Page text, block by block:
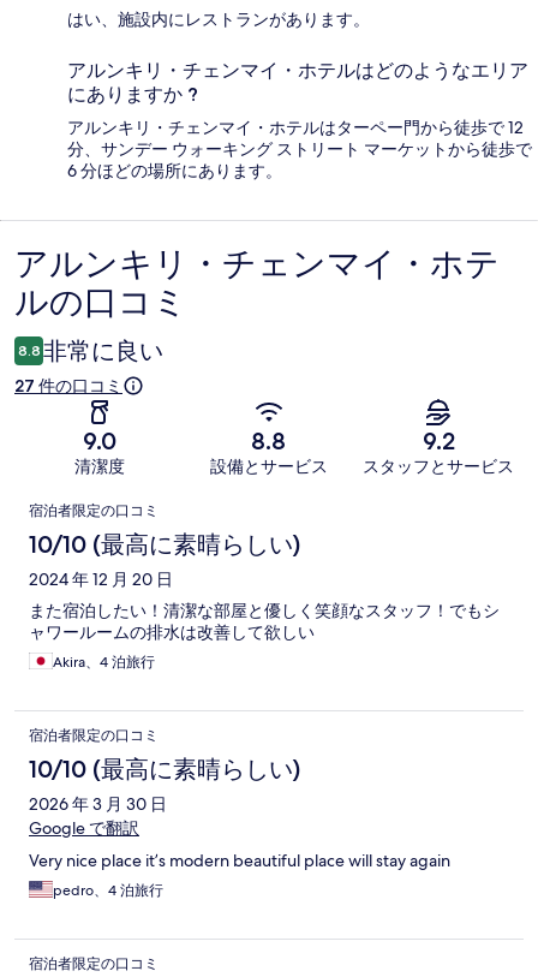
はい、施設内にレストランがあります。
アルンキリ・チェンマイ・ホテルはどのようなエリア
にありますか ?
アルンキリ・チェンマイ・ホテルはターペー門から徒歩で 12
分、サンデー ウォーキング ストリート マーケットから徒歩で
6 分ほどの場所にあります。
口
コ
ミ
アルンキリ・チェンマイ・ホテ
ルの口コミ
8.8 非常に良い
27 件の口コミ
9.0
清潔度
8.8
設備とサービス
9.2
スタッフとサービス
口
コ
ミ
宿泊者限定の口コミ
10/10 (最高に素晴らしい)
2024 年 12 月 20 日
また宿泊したい！清潔な部屋と優しく笑顔なスタッフ！でもシ
ャワールームの排水は改善して欲しい
Akira、4 泊旅行
宿泊者限定の口コミ
10/10 (最高に素晴らしい)
2026 年 3 月 30 日
Google で翻訳
Very nice place it’s modern beautiful place will stay again
pedro、4 泊旅行
宿泊者限定の口コミ